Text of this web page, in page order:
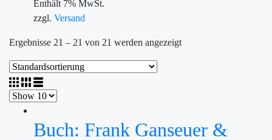
Enthält 7% MwSt.
zzgl. Versand
Ergebnisse 21 – 21 von 21 werden angezeigt
Buch: Frank Ganseuer &